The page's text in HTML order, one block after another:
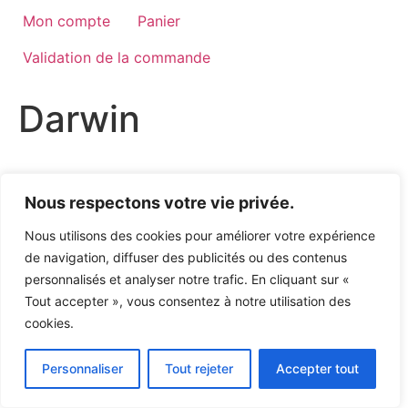
Nous respectons votre vie privée.
Nous utilisons des cookies pour améliorer votre expérience
de navigation, diffuser des publicités ou des contenus
personnalisés et analyser notre trafic. En cliquant sur «
Tout accepter », vous consentez à notre utilisation des
cookies.
Personnaliser Tout rejeter Accepter tout
Mon compte
Panier
Validation de la commande
Darwin